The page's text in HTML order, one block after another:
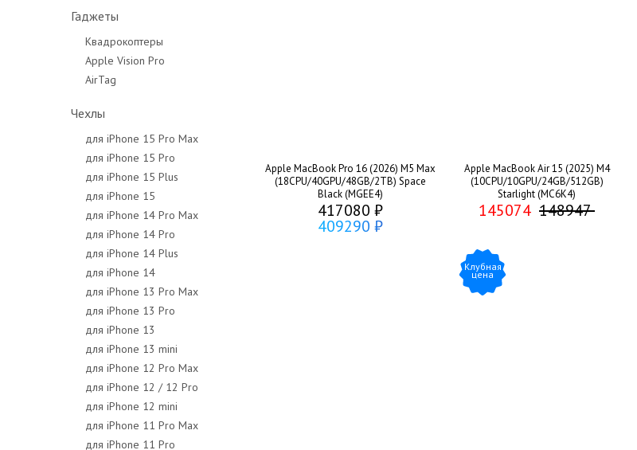
Гаджеты
Квадрокоптеры
Apple Vision Pro
AirTag
Чехлы
для iPhone 15 Pro Max
для iPhone 15 Pro
для iPhone 15 Plus
для iPhone 15
для iPhone 14 Pro Max
для iPhone 14 Pro
для iPhone 14 Plus
для iPhone 14
для iPhone 13 Pro Max
для iPhone 13 Pro
для iPhone 13
для iPhone 13 mini
для iPhone 12 Pro Max
для iPhone 12 / 12 Pro
для iPhone 12 mini
для iPhone 11 Pro Max
для iPhone 11 Pro
Apple MacBook Pro 16 (2026) M5 Max
(18CPU/40GPU/48GB/2TB) Space
Black (MGEE4)
417080 ₽
409290 ₽
Apple MacBook Air 15 (2025) M4
(10CPU/10GPU/24GB/512GB)
Starlight (MC6K4)
145074 148947
Клубная
цена